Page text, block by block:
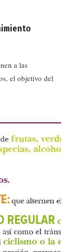
a las
el objetivo del